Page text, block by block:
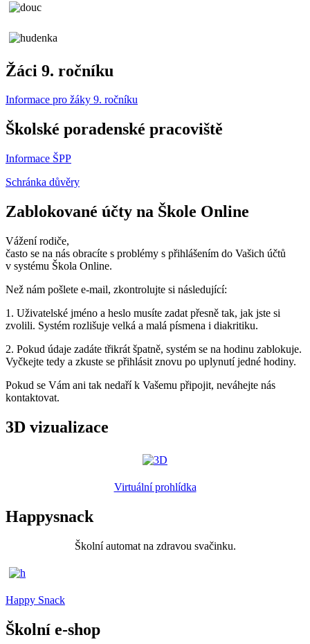
Žáci 9. ročníku
Informace pro žáky 9. ročníku
Školské poradenské pracoviště
Informace ŠPP
Schránka důvěry
Zablokované účty na Škole Online
Vážení rodiče,
často se na nás obracíte s problémy s přihlášením do Vašich účtů
v systému Škola Online.
Než nám pošlete e-mail, zkontrolujte si následující:
1. Uživatelské jméno a heslo musíte zadat přesně tak, jak jste si
zvolili. Systém rozlišuje velká a malá písmena i diakritiku.
2. Pokud údaje zadáte třikrát špatně, systém se na hodinu zablokuje.
Vyčkejte tedy a zkuste se přihlásit znovu po uplynutí jedné hodiny.
Pokud se Vám ani tak nedaří k Vašemu připojit, neváhejte nás
kontaktovat.
3D vizualizace
Virtuální prohlídka
Happysnack
Školní automat na zdravou svačinku.
Happy Snack
Školní e-shop